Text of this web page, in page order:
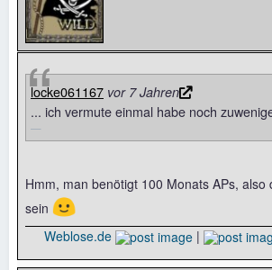
locke061167 vor 7 Jahren
... ich vermute einmal habe noch
Hmm, man benötigt 100 Monats APs, also
sein 🙂
Weblose.de |